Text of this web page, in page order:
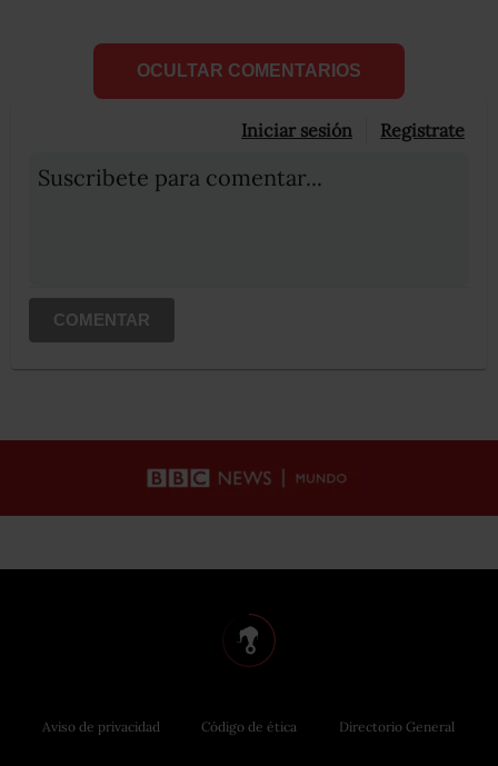
OCULTAR COMENTARIOS
Iniciar sesión Registrate
Suscribete para comentar...
COMENTAR
Aviso de privacidad Código de ética Directorio General